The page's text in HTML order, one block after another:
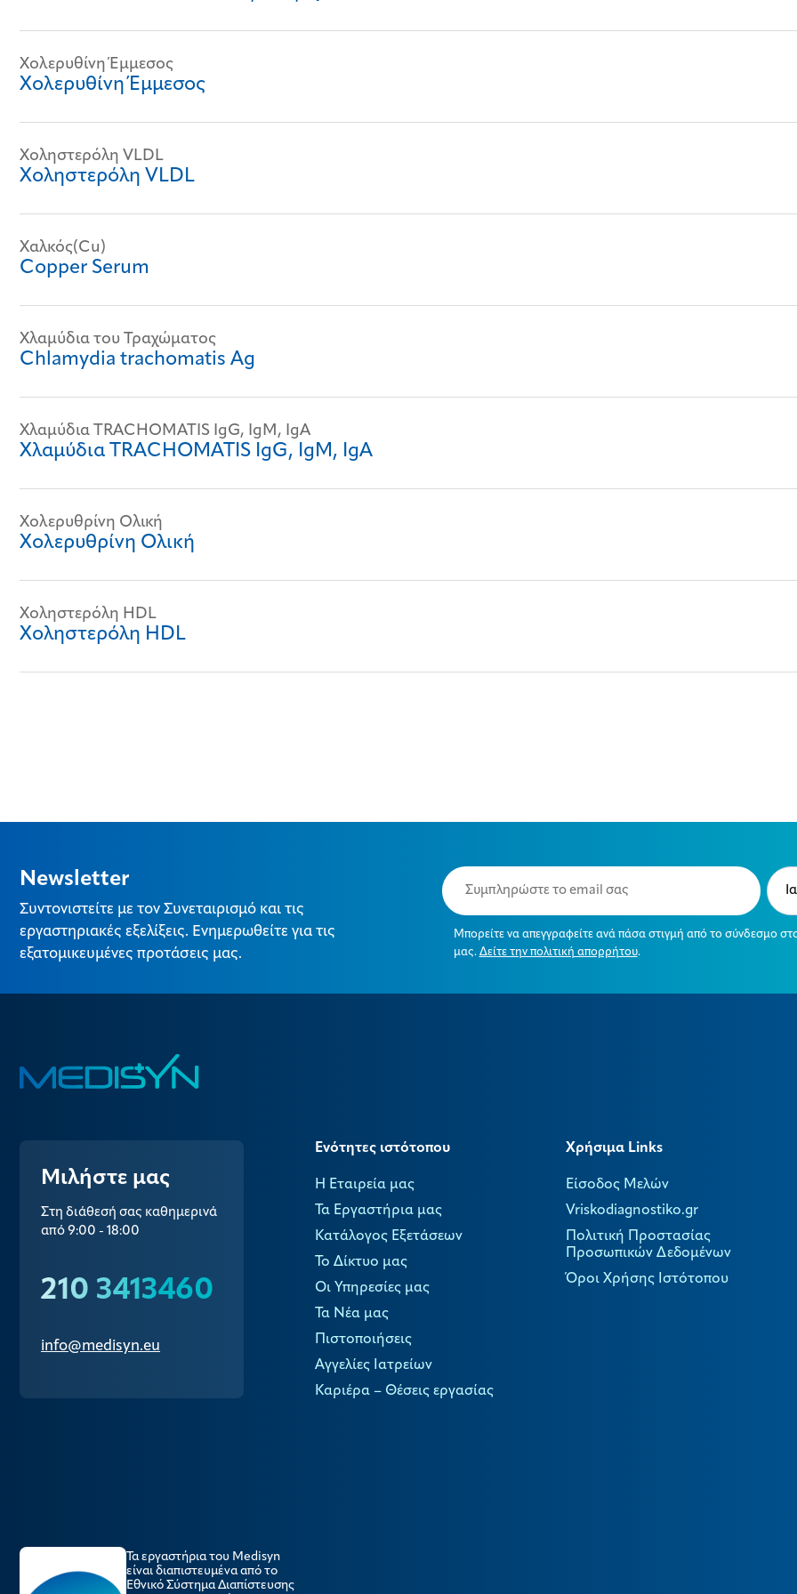
Χολερυθίνη Έμμεσος
Χολερυθίνη Έμμεσος
Χοληστερόλη VLDL
Χοληστερόλη VLDL
Χαλκός(Cu)
Copper Serum
Χλαμύδια του Τραχώματος
Chlamydia trachomatis Ag
Χλαμύδια TRACHOMATIS IgG, IgM, IgA
Χλαμύδια TRACHOMATIS IgG, IgM, IgA
Χολερυθρίνη Ολική
Χολερυθρίνη Ολική
Χοληστερόλη HDL
Χοληστερόλη HDL
Newsletter
Συντονιστείτε με τον Συνεταιρισμό και τις
εργαστηριακές εξελίξεις. Ενημερωθείτε για τις
εξατομικευμένες προτάσεις μας.
Email
(Required)
Μπορείτε να απεγγραφείτε ανά πάσα στιγμή από το σύνδεσμο
μας. Δείτε την πολιτική απορρήτου.
Μιλήστε μας
Στη διάθεσή σας καθημερινά
από 9:00 - 18:00
210 3413460
info@medisyn.eu
Ενότητες ιστότοπου
Η Εταιρεία μας
Τα Εργαστήρια μας
Κατάλογος Εξετάσεων
Το Δίκτυο μας
Οι Υπηρεσίες μας
Τα Νέα μας
Πιστοποιήσεις
Αγγελίες Ιατρείων
Καριέρα – Θέσεις εργασίας
Χρήσιμα Links
Είσοδος Μελών
Vriskodiagnostiko.gr
Πολιτική Προστασίας
Προσωπικών Δεδομένων
Όροι Χρήσης Ιστότοπου
Τα εργαστήρια του Medisyn
είναι διαπιστευμένα από το
Εθνικό Σύστημα Διαπίστευσης